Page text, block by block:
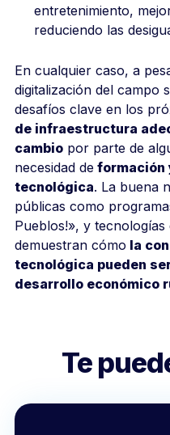
entretenimiento,
reduciendo las
En cualquier caso, a
digitalización del campo
desafíos clave en los
de infraestructura
cambio por parte de
necesidad de formación
tecnológica. La buena
públicas como
Pueblos!», y
demuestran cómo la
tecnológica pueden
desarrollo económico
Te